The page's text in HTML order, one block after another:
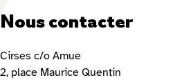
Nous contacter
Cirses c/o Amue
2, place Maurice Quentin